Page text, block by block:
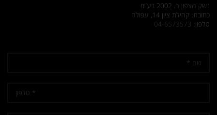
נשק הצפון ר. 2002 בע”מ
כתובת: קהילת ציון 14, עפולה
טלפון: 04-6573573